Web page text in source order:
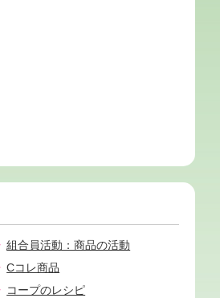
組合員活動：商品の活動
Cコレ商品
コープのレシピ